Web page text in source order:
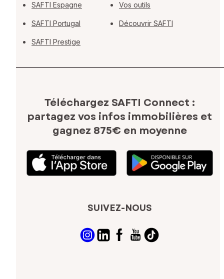
SAFTI Espagne
SAFTI Portugal
SAFTI Prestige
Vos outils
Découvrir SAFTI
Téléchargez SAFTI Connect :
partagez vos infos immobilières et
gagnez 875€ en moyenne
SUIVEZ-NOUS